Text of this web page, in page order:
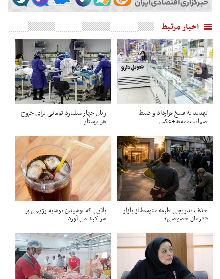
اخبار مرتبط
تهدید به فسخ قرارداد و ضبط
ضمانت‌نامه‌ها+عکس
زیان چهار میلیارد تومانی برای خروج
هر پرستار
حذف تدریجی طبقه متوسط از بازار
«درمان خصوصی»
بلایی که نوشیدن نوشابه رژیمی بر
سر کبد می آورد